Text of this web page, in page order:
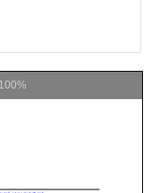
100%